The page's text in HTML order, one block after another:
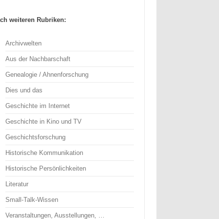
weiteren Rubriken:
Archivwelten
Aus der Nachbarschaft
Genealogie / Ahnenforschung
Dies und das
Geschichte im Internet
Geschichte in Kino und TV
Geschichtsforschung
Historische Kommunikation
Historische Persönlichkeiten
Literatur
Small-Talk-Wissen
Veranstaltungen, Ausstellungen, …